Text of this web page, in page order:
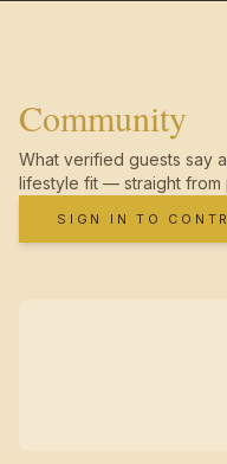
Community
What verified guests say
lifestyle fit — straight
SIGN IN TO